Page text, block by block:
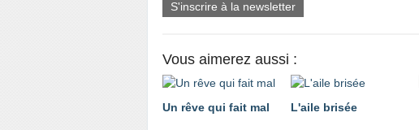
S'inscrire à la newsletter
Vous aimerez aussi :
Un rêve qui fait mal L'aile brisée